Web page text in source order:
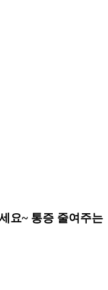
요~ 통증 줄여주는